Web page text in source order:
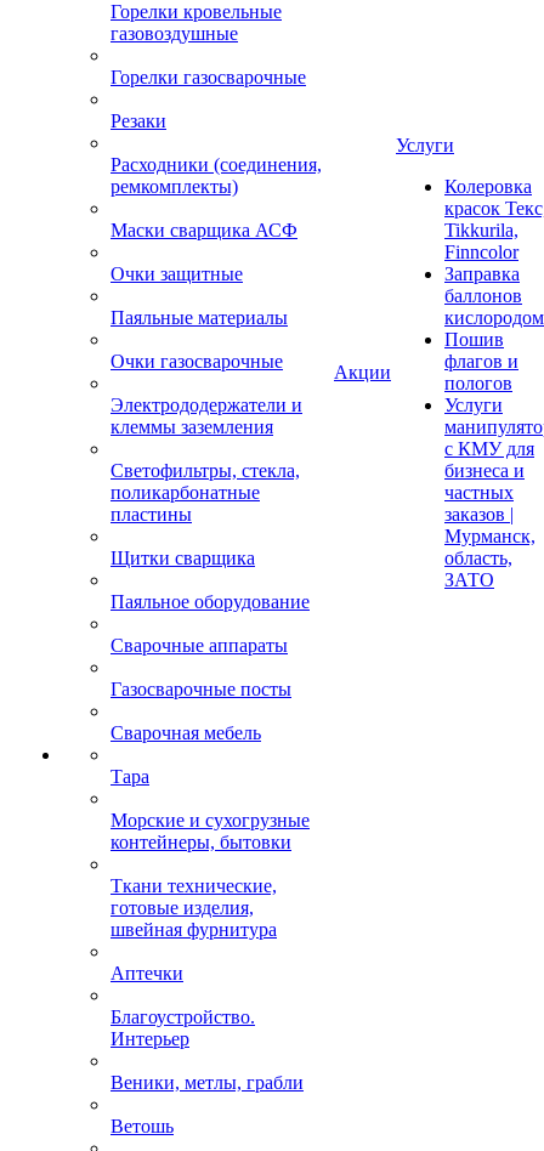
Горелки кровельные
газовоздушные
Горелки газосварочные
Резаки
Расходники (соединения,
ремкомплекты)
Маски сварщика АСФ
Очки защитные
Паяльные материалы
Очки газосварочные
Электрододержатели и
клеммы заземления
Светофильтры, стекла,
поликарбонатные
пластины
Щитки сварщика
Паяльное оборудование
Сварочные аппараты
Газосварочные посты
Сварочная мебель
Тара
Морские и сухогрузные
контейнеры, бытовки
Ткани технические,
готовые изделия,
швейная фурнитура
Аптечки
Благоустройство.
Интерьер
Веники, метлы, грабли
Ветошь
Акции
Услуги
Колеровка
красок
Tikkurila,
Finncolor
Заправка
баллонов
кислородом
Пошив
флагов и
пологов
Услуги
с КМУ для
бизнеса и
частных
заказов |
Мурманск,
область,
ЗАТО